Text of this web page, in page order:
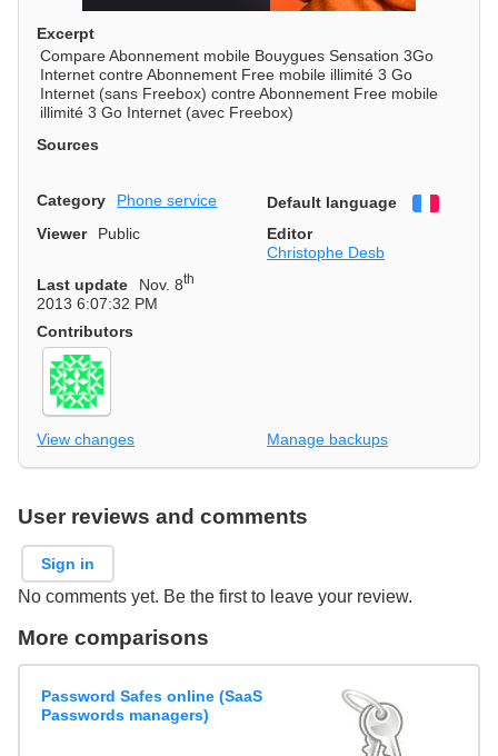
Excerpt
Compare Abonnement mobile Bouygues Sensation 3Go
Internet contre Abonnement Free mobile illimité 3 Go
Internet (sans Freebox) contre Abonnement Free mobile
illimité 3 Go Internet (avec Freebox)
Sources
Category Phone service Default language
Viewer
Public
Editor
Christophe Desb
Last update
Nov. 8th
2013 6:07:32 PM
Contributors
View changes Manage backups
User reviews and comments
Sign in
No comments yet. Be the first to leave your review.
More comparisons
Password Safes online (SaaS
Passwords managers)